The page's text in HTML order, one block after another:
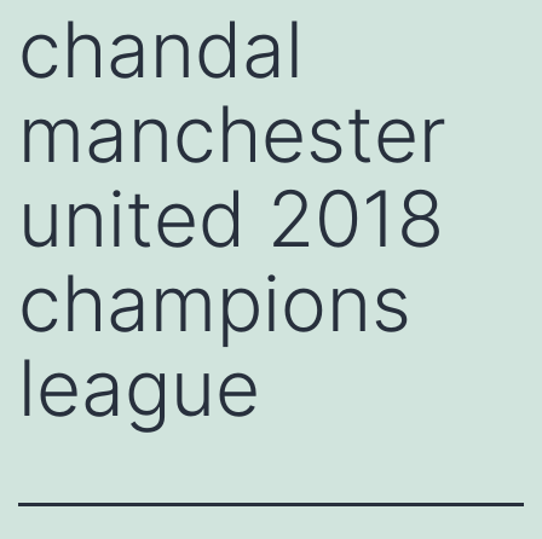
chandal
manchester
united 2018
champions
league